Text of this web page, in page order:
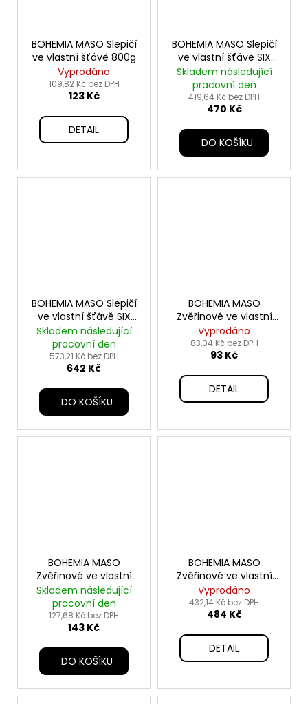
BOHEMIA MASO Slepičí
ve vlastní šťávě 800g
Vyprodáno
109,82 Kč bez DPH
123 Kč
DETAIL
BOHEMIA MASO Slepičí
ve vlastní šťávě SIX
PACK 6x400g
Skladem následující
pracovní den
419,64 Kč bez DPH
470 Kč
DO KOŠÍKU
BOHEMIA MASO Slepičí
ve vlastní šťávě SIX
PACK 6x800g
Skladem následující
pracovní den
573,21 Kč bez DPH
642 Kč
DO KOŠÍKU
BOHEMIA MASO
Zvěřinové ve vlastní
šťávě 400g
Vyprodáno
83,04 Kč bez DPH
93 Kč
DETAIL
BOHEMIA MASO
Zvěřinové ve vlastní
šťávě 800g
Skladem následující
pracovní den
127,68 Kč bez DPH
143 Kč
DO KOŠÍKU
BOHEMIA MASO
Zvěřinové ve vlastní
šťávě SIX PACK6x400g
Vyprodáno
432,14 Kč bez DPH
484 Kč
DETAIL